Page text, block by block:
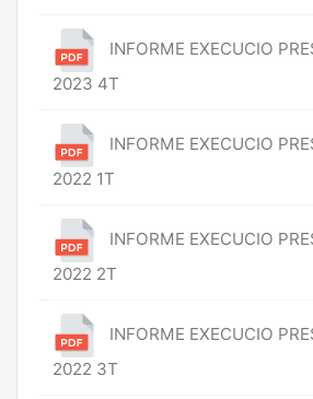
INFORME EXECUCIO
2023 4T
INFORME EXECUCIO
2022 1T
INFORME EXECUCIO
2022 2T
INFORME EXECUCIO
2022 3T